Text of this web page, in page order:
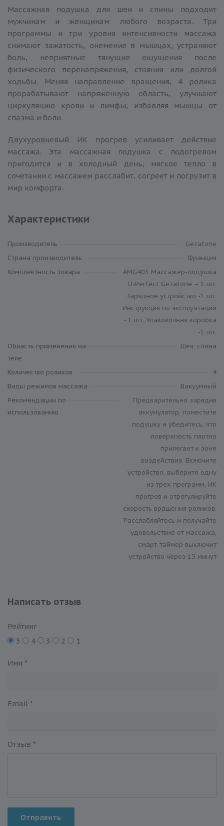
Массажная подушка для шеи и спины подходит
мужчинам и женщинам любого возраста. Три
программы и три уровня интенсивности массажа
снимают зажатость, онемение в мышцах, устраняют
боль, неприятные тянущие ощущения после
физического перенапряжения, стояния или долгой
ходьбы. Меняя направление вращения, 4 ролика
прорабатывают напряженную область, улучшают
циркуляцию крови и лимфы, избавляя мышцы от
спазма и боли.
Двухуровневый ИК прогрев усиливает действие
массажа. Эта массажная подушка с подогревом
пригодится и в холодный день, мягкое тепло в
сочетании с массажем расслабит, согреет и погрузит в
мир комфорта.
Характеристики
Производитель
Gezatone
Cтрана производитель
Франция
Комплектность товара
AMG403 Массажер-подушка
U-Perfect Gezatone – 1 шт.
Зарядное устройство -1 шт.
Инструкция по эксплуатации
- 1 шт. Упаковочная коробка
-1 шт.
Область применения на
теле
Шея, спина
Количество роликов
4
Виды режимов массажа
Вакуумный
Рекомендации по
использованию
Предварительно зарядив
аккумулятор, поместите
подушку и убедитесь, что
поверхность плотно
прилегает к зоне
воздействия. Включите
устройство, выберите одну
из трех программ, ИК
прогрев и отрегулируйте
скорость вращения роликов.
Расслабляйтесь и получайте
удовольствие от массажа,
смарт-таймер выключит
устройство через 15 минут
Написать отзыв
Рейтинг
5
4 3 2 1
Имя *
Email *
Отзыв *
Отправить